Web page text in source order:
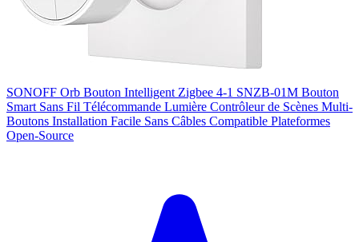
SONOFF Orb Bouton Intelligent Zigbee 4-1 SNZB-01M Bouton
Smart Sans Fil Télécommande Lumière Contrôleur de Scènes Multi-
Boutons Installation Facile Sans Câbles Compatible Plateformes
Open-Source